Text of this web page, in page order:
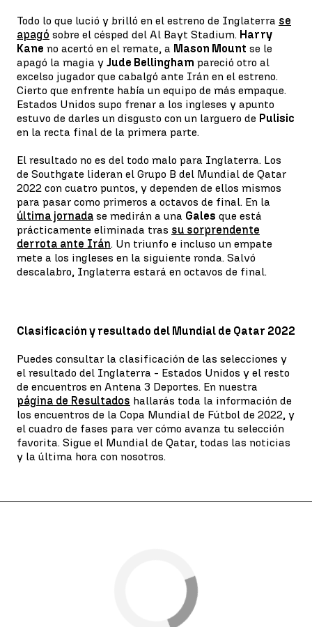
Todo lo que lució y brilló en el estreno de Inglaterra se
apagó sobre el césped del Al Bayt Stadium. Harry
Kane no acertó en el remate, a Mason Mount se le
apagó la magia y Jude Bellingham pareció otro al
excelso jugador que cabalgó ante Irán en el estreno.
Cierto que enfrente había un equipo de más empaque.
Estados Unidos supo frenar a los ingleses y apunto
estuvo de darles un disgusto con un larguero de Pulisic
en la recta final de la primera parte.
El resultado no es del todo malo para Inglaterra. Los
de Southgate lideran el Grupo B del Mundial de Qatar
2022 con cuatro puntos, y dependen de ellos mismos
para pasar como primeros a octavos de final. En la
última jornada se medirán a una Gales que está
prácticamente eliminada tras su sorprendente
derrota ante Irán. Un triunfo e incluso un empate
mete a los ingleses en la siguiente ronda. Salvó
descalabro, Inglaterra estará en octavos de final.
Clasificación y resultado del Mundial de Qatar 2022
Puedes consultar la clasificación de las selecciones y
el resultado del Inglaterra - Estados Unidos y el resto
de encuentros en Antena 3 Deportes. En nuestra
página de Resultados hallarás toda la información de
los encuentros de la Copa Mundial de Fútbol de 2022, y
el cuadro de fases para ver cómo avanza tu selección
favorita. Sigue el Mundial de Qatar, todas las noticias
y la última hora con nosotros.